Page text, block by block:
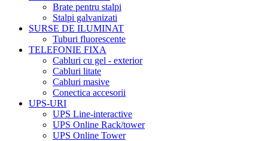
Brate pentru stalpi
Stalpi galvanizati
SURSE DE ILUMINAT
Tuburi fluorescente
TELEFONIE FIXA
Cabluri cu gel - exterior
Cabluri litate
Cabluri masive
Conectica accesorii
UPS-URI
UPS Line-interactive
UPS Online Rack/tower
UPS Online Tower